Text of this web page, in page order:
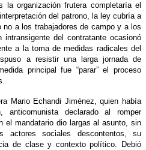
la organización frutera completaría el
del patrono, la ley cubría a
no a los trabajadores de campo y a los
del contratante ocasionó
a la toma de medidas radicales del
a resistir una larga jornada de
principal fue “parar” el proceso
Mario Echandi Jiménez, quien había
anticomunista declarado al romper
el mandatario dio largas al asunto, sin
actores sociales descontentos, su
de clase y contexto político. Debió